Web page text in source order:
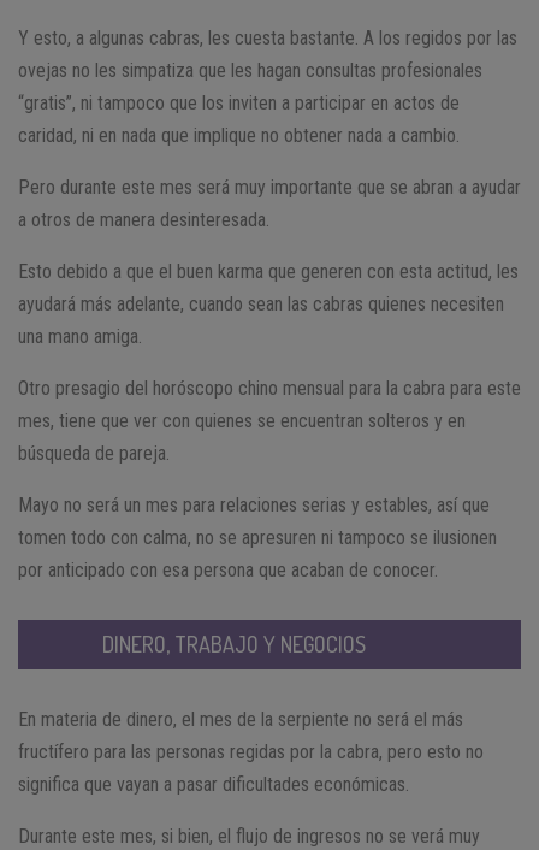
Y esto, a algunas cabras, les cuesta bastante. A los regidos por las
ovejas no les simpatiza que les hagan consultas profesionales
“gratis”, ni tampoco que los inviten a participar en actos de
caridad, ni en nada que implique no obtener nada a cambio.
Pero durante este mes será muy importante que se abran a ayudar
a otros de manera desinteresada.
Esto debido a que el buen karma que generen con esta actitud, les
ayudará más adelante, cuando sean las cabras quienes necesiten
una mano amiga.
Otro presagio del horóscopo chino mensual para la cabra para este
mes, tiene que ver con quienes se encuentran solteros y en
búsqueda de pareja.
Mayo no será un mes para relaciones serias y estables, así que
tomen todo con calma, no se apresuren ni tampoco se ilusionen
por anticipado con esa persona que acaban de conocer.
DINERO, TRABAJO Y NEGOCIOS
En materia de dinero, el mes de la serpiente no será el más
fructífero para las personas regidas por la cabra, pero esto no
significa que vayan a pasar dificultades económicas.
Durante este mes, si bien, el flujo de ingresos no se verá muy